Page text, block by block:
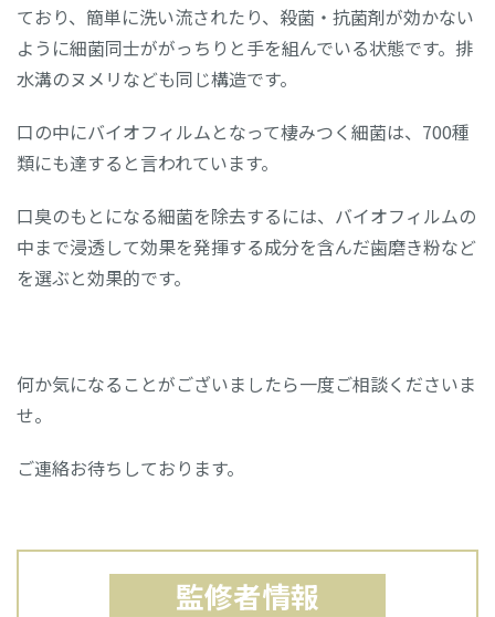
ており、簡単に洗い流されたり、殺菌・抗菌剤が効かない
ように細菌同士ががっちりと手を組んでいる状態です。排
水溝のヌメリなども同じ構造です。
口の中にバイオフィルムとなって棲みつく細菌は、700種
類にも達すると言われています。
口臭のもとになる細菌を除去するには、バイオフィルムの
中まで浸透して効果を発揮する成分を含んだ歯磨き粉など
を選ぶと効果的です。
何か気になることがございましたら一度ご相談くださいま
せ。
ご連絡お待ちしております。
監修者情報